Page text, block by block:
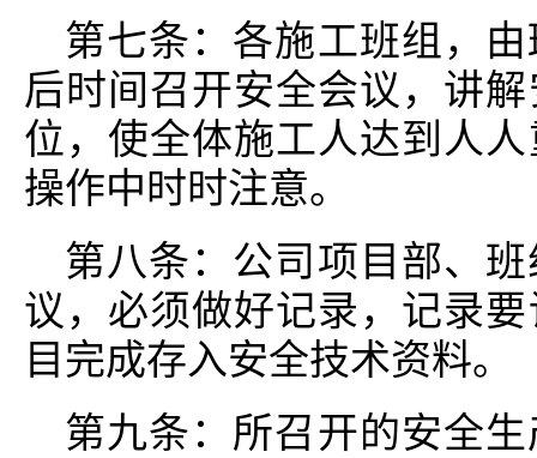
第七条：各施工班组，
后时间召开安全会议，讲
位，使全体施工人达到人
操作中时时注意。
第八条：公司项目部、
议，必须做好记录，记录
目完成存入安全技术资料。
第九条：所召开的安全